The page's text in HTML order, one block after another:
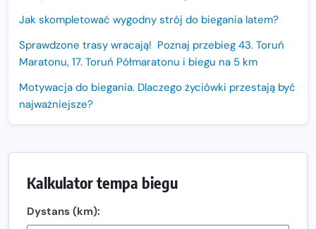
Jak skompletować wygodny strój do biegania latem?
Sprawdzone trasy wracają! Poznaj przebieg 43. Toruń
Maratonu, 17. Toruń Półmaratonu i biegu na 5 km
Motywacja do biegania. Dlaczego życiówki przestają być
najważniejsze?
Sprawdzony przebieg i profil stworzony do szybkiego
biegania
Kalkulator tempa biegu
Dystans (km):